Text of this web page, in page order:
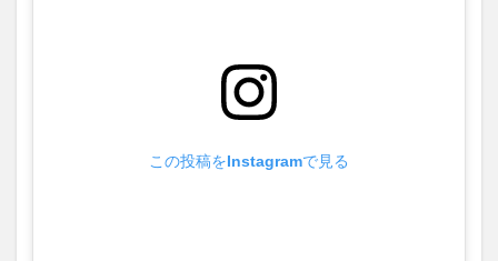
この投稿をInstagramで見る